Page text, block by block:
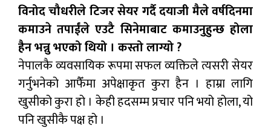
विनोद चौधरीले टिजर सेयर गर्दै दयाजी मैले वर्षदिनमा
कमाउने तपाईंले एउटै सिनेमाबाट कमाउनुहुन्छ होला
हैन भन्नु भएको थियो । कस्तो लाग्यो ?
नेपालकै व्यवसायिक रूपमा सफल व्यक्तिले त्यसरी सेयर
गर्नुभनेको आफैँमा अपेक्षाकृत कुरा हैन । हाम्रा लागि
खुसीको कुरा हो । केही हदसम्म प्रचार पनि भयो होला, यो
पनि खुसीकै पक्ष हो ।